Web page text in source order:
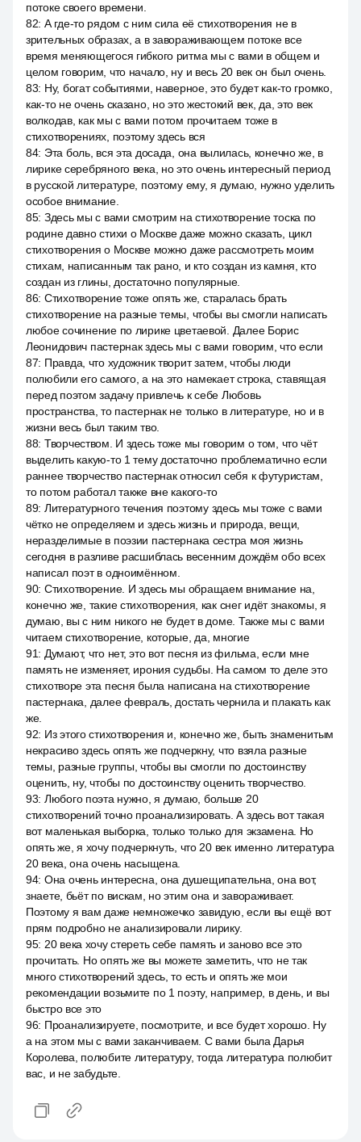
потоке своего времени.
82: А где-то рядом с ним сила её стихотворения не в
зрительных образах, а в завораживающем потоке все
время меняющегося гибкого ритма мы с вами в общем и
целом говорим, что начало, ну и весь 20 век он был очень.
83: Ну, богат событиями, наверное, это будет как-то громко,
как-то не очень сказано, но это жестокий век, да, это век
волкодав, как мы с вами потом прочитаем тоже в
стихотворениях, поэтому здесь вся
84: Эта боль, вся эта досада, она вылилась, конечно же, в
лирике серебряного века, но это очень интересный период
в русской литературе, поэтому ему, я думаю, нужно уделить
особое внимание.
85: Здесь мы с вами смотрим на стихотворение тоска по
родине давно стихи о Москве даже можно сказать, цикл
стихотворения о Москве можно даже рассмотреть моим
стихам, написанным так рано, и кто создан из камня, кто
создан из глины, достаточно популярные.
86: Стихотворение тоже опять же, старалась брать
стихотворение на разные темы, чтобы вы смогли написать
любое сочинение по лирике цветаевой. Далее Борис
Леонидович пастернак здесь мы с вами говорим, что если
87: Правда, что художник творит затем, чтобы люди
полюбили его самого, а на это намекает строка, ставящая
перед поэтом задачу привлечь к себе Любовь
пространства, то пастернак не только в литературе, но и в
жизни весь был таким тво.
88: Творчеством. И здесь тоже мы говорим о том, что чёт
выделить какую-то 1 тему достаточно проблематично если
раннее творчество пастернак относил себя к футуристам,
то потом работал также вне какого-то
89: Литературного течения поэтому здесь мы тоже с вами
чётко не определяем и здесь жизнь и природа, вещи,
неразделимые в поэзии пастернака сестра моя жизнь
сегодня в разливе расшиблась весенним дождём обо всех
написал поэт в одноимённом.
90: Стихотворение. И здесь мы обращаем внимание на,
конечно же, такие стихотворения, как снег идёт знакомы, я
думаю, вы с ним никого не будет в доме. Также мы с вами
читаем стихотворение, которые, да, многие
91: Думают, что нет, это вот песня из фильма, если мне
память не изменяет, ирония судьбы. На самом то деле это
стихотворе эта песня была написана на стихотворение
пастернака, далее февраль, достать чернила и плакать как
же.
92: Из этого стихотворения и, конечно же, быть знаменитым
некрасиво здесь опять же подчеркну, что взяла разные
темы, разные группы, чтобы вы смогли по достоинству
оценить, ну, чтобы по достоинству оценить творчество.
93: Любого поэта нужно, я думаю, больше 20
стихотворений точно проанализировать. А здесь вот такая
вот маленькая выборка, только только для экзамена. Но
опять же, я хочу подчеркнуть, что 20 век именно литература
20 века, она очень насыщена.
94: Она очень интересна, она душещипательна, она вот,
знаете, бьёт по вискам, но этим она и завораживает.
Поэтому я вам даже немножечко завидую, если вы ещё вот
прям подробно не анализировали лирику.
95: 20 века хочу стереть себе память и заново все это
прочитать. Но опять же вы можете заметить, что не так
много стихотворений здесь, то есть и опять же мои
рекомендации возьмите по 1 поэту, например, в день, и вы
быстро все это
96: Проанализируете, посмотрите, и все будет хорошо. Ну
а на этом мы с вами заканчиваем. С вами была Дарья
Королева, полюбите литературу, тогда литература полюбит
вас, и не забудьте.